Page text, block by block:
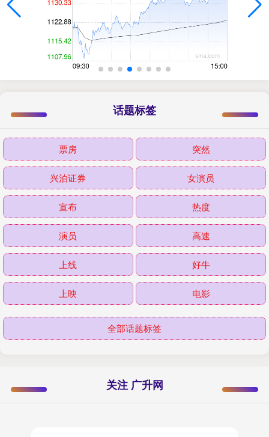
话题标签
票房 突然
兴泊证券 女演员
宣布 热度
演员 高速
上线 好牛
上映 电影
全部话题标签
关注 广升网